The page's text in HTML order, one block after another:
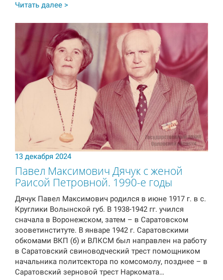
Читать далее >
13 декабря 2024
Павел Максимович Дячук с женой
Раисой Петровной. 1990-е годы
Дячук Павел Максимович родился в июне 1917 г. в с.
Круглики Волынской губ. В 1938-1942 гг. учился
сначала в Воронежском, затем – в Саратовском
зооветинституте. В январе 1942 г. Саратовскими
обкомами ВКП (б) и ВЛКСМ был направлен на работу
в Саратовский свиноводческий трест помощником
начальника политсектора по комсомолу, позднее – в
Саратовский зерновой трест Наркомата…